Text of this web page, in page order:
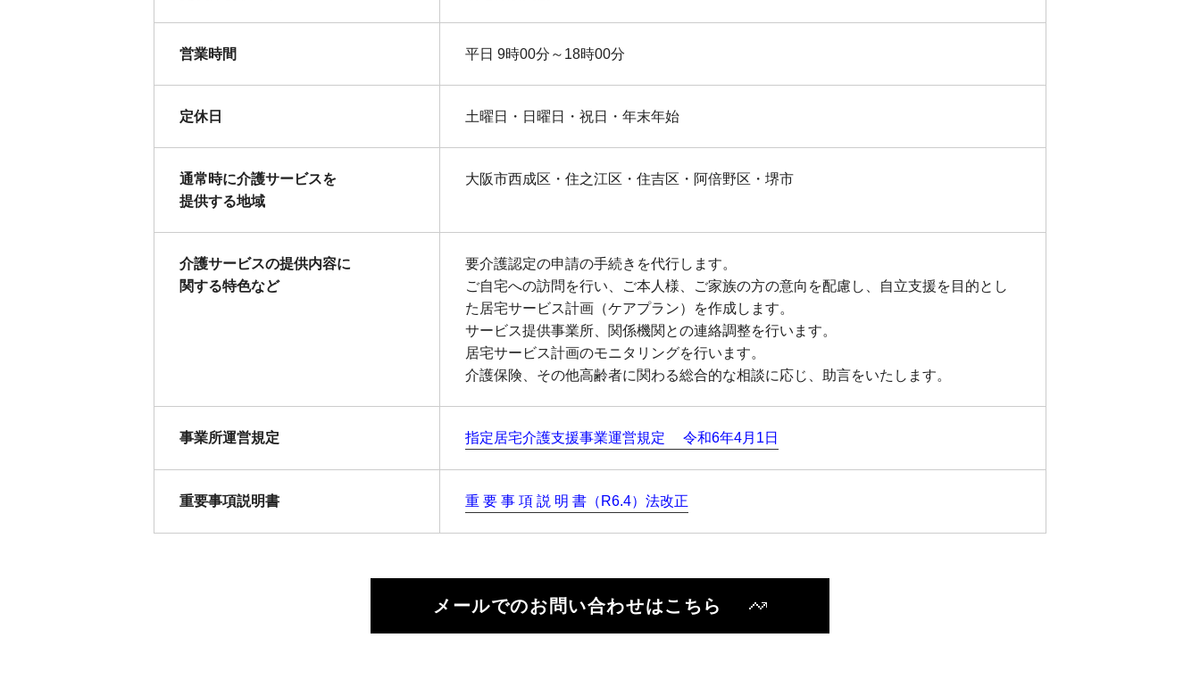
営業時間 平日 9時00分～18時00分
定休日 土曜日・日曜日・祝日・年末年始
通常時に介護サービスを
提供する地域
大阪市西成区・住之江区・住吉区・阿倍野区・堺市
介護サービスの提供内容に
関する特色など
要介護認定の申請の手続きを代行します。
ご自宅への訪問を行い、ご本人様、ご家族の方の意向を配慮し、自立支援を目的とし
た居宅サービス計画（ケアプラン）を作成します。
サービス提供事業所、関係機関との連絡調整を行います。
居宅サービス計画のモニタリングを行います。
介護保険、その他高齢者に関わる総合的な相談に応じ、助言をいたします。
事業所運営規定 指定居宅介護支援事業運営規定 令和6年4月1日
重要事項説明書 重 要 事 項 説 明 書（R6.4）法改正
メールでのお問い合わせはこちら